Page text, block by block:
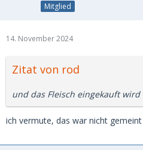
Mitglied
14. November 2024
Zitat von rod
und das Fleisch eingekauft wird
ich vermute, das war nicht gemeint